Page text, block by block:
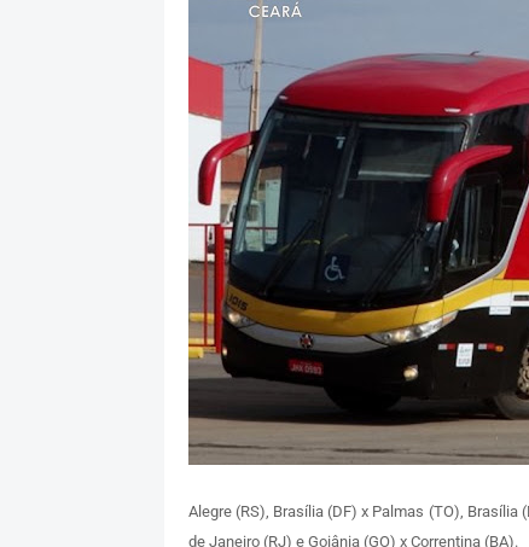
Alegre (RS), Brasília (DF) x Palmas (TO), Brasília
de Janeiro (RJ) e Goiânia (GO) x Correntina (BA).